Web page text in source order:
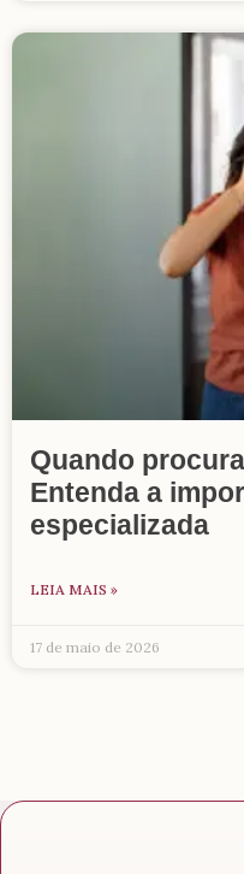
Quando
Entenda a
especializada
LEIA MAIS »
17 de maio de 2026